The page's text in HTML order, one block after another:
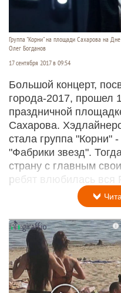
Группа "Корни" на площади Сахарова на Дне
Олег Богданов
17 сентября 2017 в 09:54
Большой концерт,
города-2017, прошел
праздничной
Сахарова.
стала группа "Корни"
"Фабрики звезд".
страну с главным
ребят влюбилась вся
i